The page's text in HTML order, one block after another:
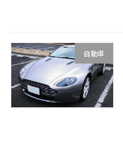
自動車